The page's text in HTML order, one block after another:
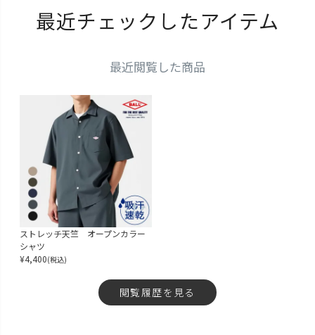
最近チェックしたアイテム
最近閲覧した商品
ストレッチ天竺 オープンカラー
シャツ
¥4,400(税込)
閲覧履歴を見る